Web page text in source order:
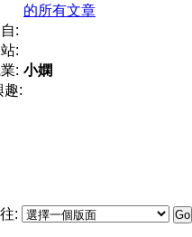
的所有文章
:
:
: 小嫻
趣:
: